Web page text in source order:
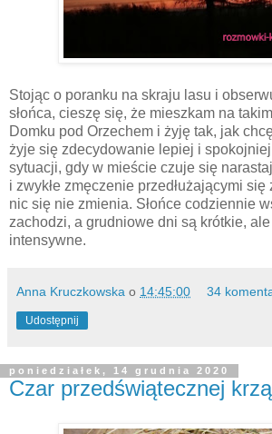
Stojąc o poranku na skraju lasu i
słońca, cieszę się, że mieszkam na
Domku pod Orzechem i żyję tak, jak
żyje się zdecydowanie lepiej i
sytuacji, gdy w mieście czuje się
i zwykłe zmęczenie przedłużającymi
nic się nie zmienia. Słońce codziennie
zachodzi, a grudniowe dni są krótkie,
intensywne.
Anna Kruczkowska o 14:45:00 34
Udostępnij
poniedziałek, 14 grudnia 2020
Czar przedświątecznej